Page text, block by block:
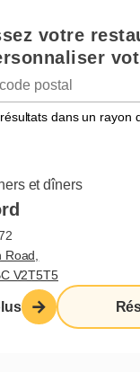
votre
dans un rayon
et dîners
V2T5T5